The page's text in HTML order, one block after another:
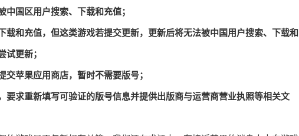
国区用户搜索、下载和充值；
和充值，但这类游戏若提交更新，更新后将无法被中国用户搜索、下载和
更新；
苹果应用商店，暂时不需要版号；
求重新填写可验证的版号信息并提供出版商与运营商营业执照等相关文